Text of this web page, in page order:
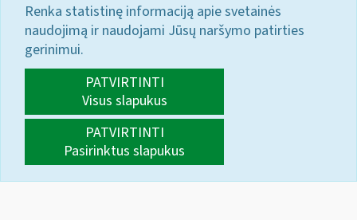
Renka statistinę informaciją apie svetainės
naudojimą ir naudojami Jūsų naršymo patirties
gerinimui.
PATVIRTINTI
Visus slapukus
PATVIRTINTI
Pasirinktus slapukus